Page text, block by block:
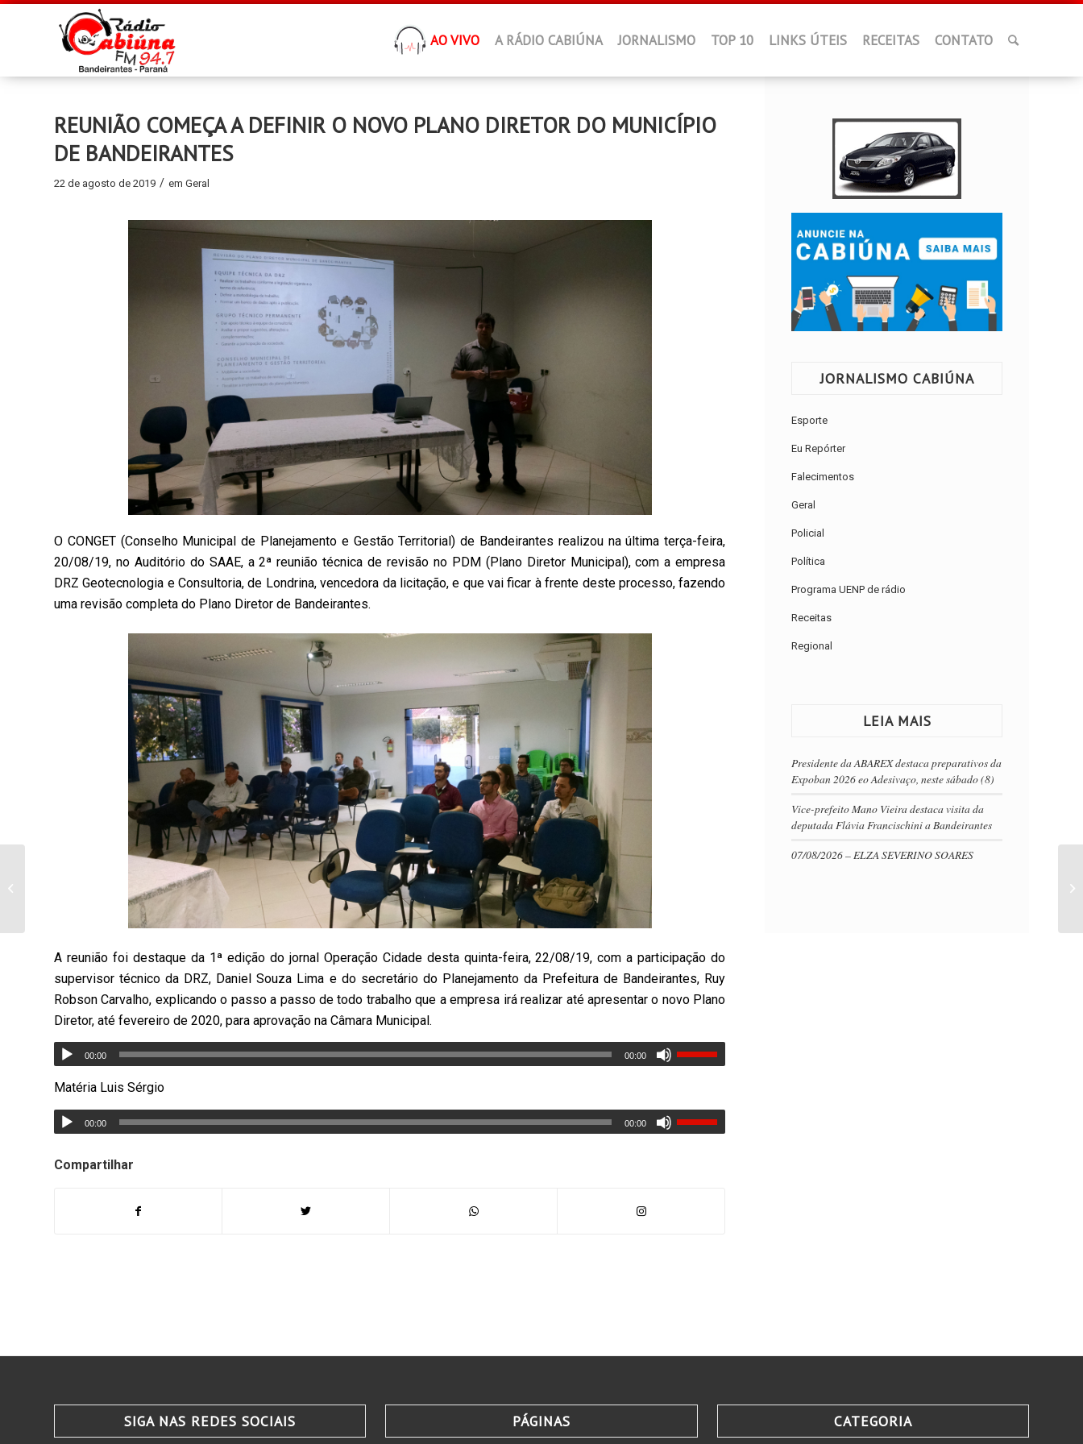
AO VIVO A RÁDIO CABIÚNA JORNALISMO TOP 10 LINKS ÚTEIS RECEITAS CONTATO
REUNIÃO COMEÇA A DEFINIR O NOVO PLANO DIRETOR DO MUNICÍPIO
DE BANDEIRANTES
22 de agosto de 2019 / em Geral
O CONGET (Conselho Municipal de Planejamento e Gestão Territorial) de Bandeirantes realizou na última terça-feira,
20/08/19, no Auditório do SAAE, a 2ª reunião técnica de revisão no PDM (Plano Diretor Municipal), com a empresa
DRZ Geotecnologia e Consultoria, de Londrina, vencedora da licitação, e que vai ficar à frente deste processo, fazendo
uma revisão completa do Plano Diretor de Bandeirantes.
A reunião foi destaque da 1ª edição do jornal Operação Cidade desta quinta-feira, 22/08/19, com a participação do
supervisor técnico da DRZ, Daniel Souza Lima e do secretário do Planejamento da Prefeitura de Bandeirantes, Ruy
Robson Carvalho, explicando o passo a passo de todo trabalho que a empresa irá realizar até apresentar o novo Plano
Diretor, até fevereiro de 2020, para aprovação na Câmara Municipal.
00:00 00:00
Matéria Luis Sérgio
00:00 00:00
Compartilhar
JORNALISMO CABIÚNA
Esporte
Eu Repórter
Falecimentos
Geral
Policial
Política
Programa UENP de rádio
Receitas
Regional
LEIA MAIS
Presidente da ABAREX destaca preparativos da
Expoban 2026 eo Adesivaço, neste sábado (8)
Vice-prefeito Mano Vieira destaca visita da
deputada Flávia Francischini a Bandeirantes
07/08/2026 – ELZA SEVERINO SOARES
SIGA NAS REDES SOCIAIS PÁGINAS CATEGORIA
Bandeirantes na noite